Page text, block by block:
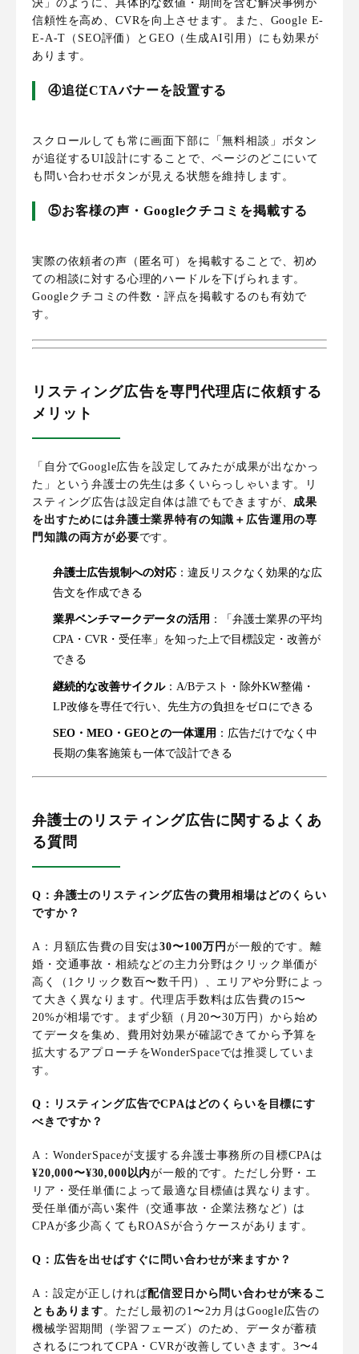
決」のように、具体的な数値・期間を含む解決事例が
信頼性を高め、CVRを向上させます。また、Google E-
E-A-T（SEO評価）とGEO（生成AI引用）にも効果が
あります。
④追従CTAバナーを設置する
スクロールしても常に画面下部に「無料相談」ボタン
が追従するUI設計にすることで、ページのどこにいて
も問い合わせボタンが見える状態を維持します。
⑤お客様の声・Googleクチコミを掲載する
実際の依頼者の声（匿名可）を掲載することで、初め
ての相談に対する心理的ハードルを下げられます。
Googleクチコミの件数・評点を掲載するのも有効で
す。
リスティング広告を専門代理店に依頼する
メリット
「自分でGoogle広告を設定してみたが成果が出なかっ
た」という弁護士の先生は多くいらっしゃいます。リ
スティング広告は設定自体は誰でもできますが、成果
を出すためには弁護士業界特有の知識＋広告運用の専
門知識の両方が必要です。
弁護士広告規制への対応：違反リスクなく効果的な広
告文を作成できる
業界ベンチマークデータの活用 ：「弁護士業界の平均
CPA・CVR・受任率」を知った上で目標設定・改善が
できる
継続的な改善サイクル：A/Bテスト・除外KW整備・
LP改修を専任で行い、先生方の負担をゼロにできる
SEO・MEO・GEOとの一体運用 ：広告だけでなく中
長期の集客施策も一体で設計できる
弁護士のリスティング広告に関するよくあ
る質問
Q：弁護士のリスティング広告の費用相場はどのくらい
ですか？
A：月額広告費の目安は30〜100万円 が一般的です。離
婚・交通事故・相続などの主力分野はクリック単価が
高く（1クリック数百〜数千円）、エリアや分野によっ
て大きく異なります。代理店手数料は広告費の15〜
20%が相場です。まず少額（月20〜30万円）から始め
てデータを集め、費用対効果が確認できてから予算を
拡大するアプローチをWonderSpaceでは推奨していま
す。
Q：リスティング広告でCPAはどのくらいを目標にす
べきですか？
A：WonderSpaceが支援する弁護士事務所の目標CPAは
¥20,000〜¥30,000以内が一般的です。ただし分野・エ
リア・受任単価によって最適な目標値は異なります。
受任単価が高い案件（交通事故・企業法務など）は
CPAが多少高くてもROASが合うケースがあります。
Q：広告を出せばすぐに問い合わせが来ますか？
A：設定が正しければ配信翌日から問い合わせが来るこ
ともあります。ただし最初の1〜2カ月はGoogle広告の
機械学習期間（学習フェーズ）のため、データが蓄積
されるにつれてCPA・CVRが改善していきます。3〜4